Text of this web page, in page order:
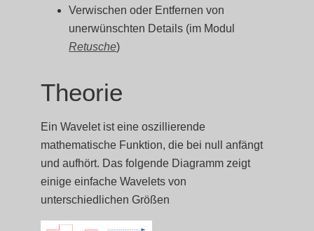
Verwischen oder Entfernen von
unerwünschten Details (im Modul
Retusche)
Theorie
Ein Wavelet ist eine oszillierende
mathematische Funktion, die bei null anfängt
und aufhört. Das folgende Diagramm zeigt
einige einfache Wavelets von
unterschiedlichen Größen